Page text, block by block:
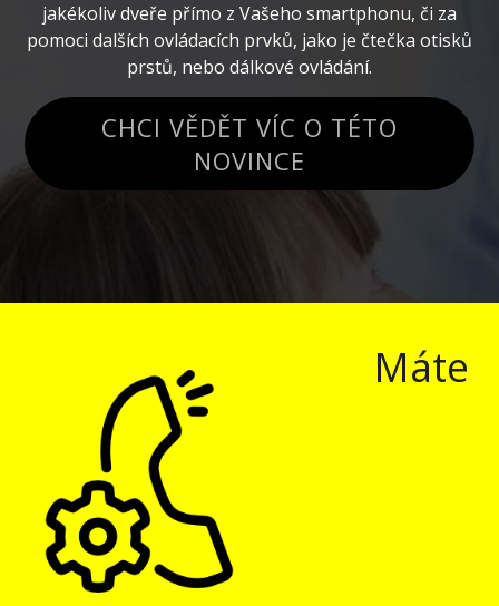
jakékoliv dveře přímo z Vašeho smartphonu, či za
pomoci dalších ovládacích prvků, jako je čtečka otisků
prstů, nebo dálkové ovládání.
CHCI VĚDĚT VÍC O TÉTO
NOVINCE
Máte